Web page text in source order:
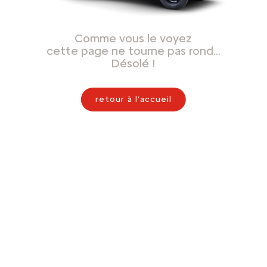
Comme vous le voyez
cette page ne tourne pas rond…
Désolé !
retour à l'accueil